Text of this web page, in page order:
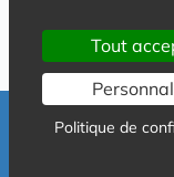
Besoin
Tout
Politique de